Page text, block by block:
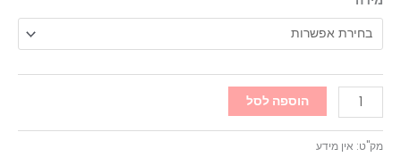
הוספה לסל
מק"ט: אין מידע